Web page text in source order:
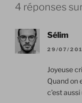
4 réponses
Sélim
29/07/
Joyeuse
Quand on
c’est